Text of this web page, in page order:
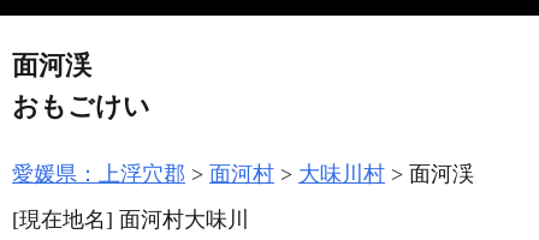
面河渓
おもごけい
愛媛県：上浮穴郡 面河村 大味川村
面河渓
[現在地名] 面河村大味川